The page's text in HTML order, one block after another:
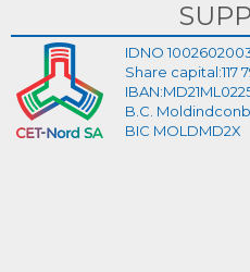
IDNO
Share capital:117
B.C.
BIC MOLDMD2X